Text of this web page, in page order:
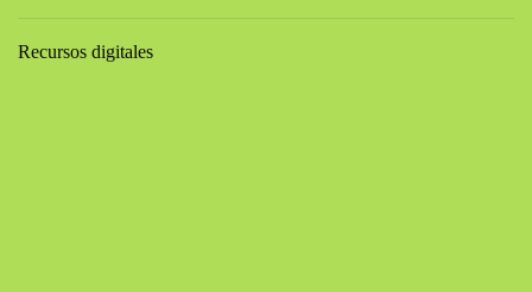
Recursos digitales